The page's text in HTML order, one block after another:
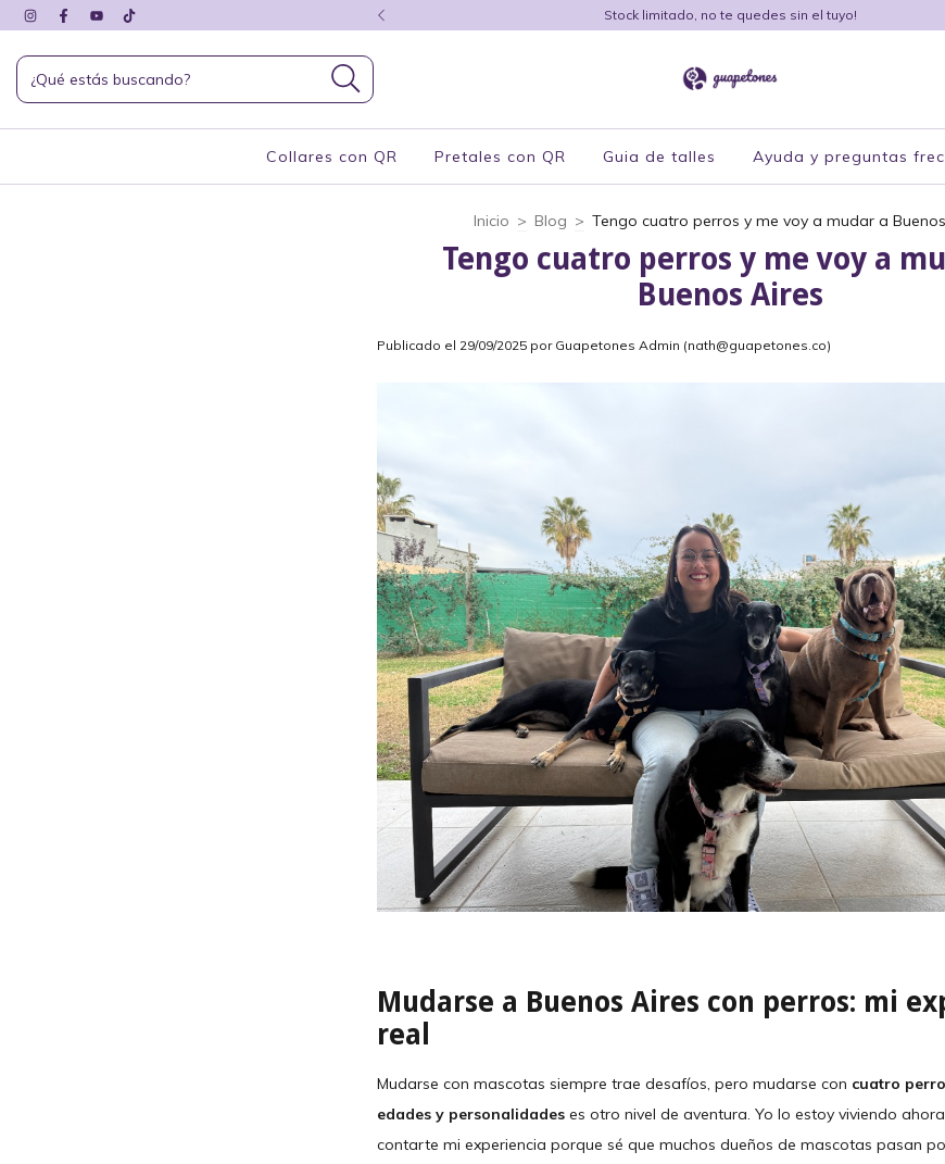
15% por transferencia Stock limitado, no te quedes sin el tuyo!
Collares con QR Pretales con QR Guia de talles Ayuda y preguntas
Inicio > Blog > Tengo cuatro perros y me voy a mudar a
Tengo cuatro perros y me voy a
Buenos Aires
Publicado el 29/09/2025 por Guapetones Admin (nath@guapetones.co)
Mudarse a Buenos Aires con perros: mi
real
Mudarse con mascotas siempre trae desafíos, pero mudarse con cuatro
edades y personalidades es otro nivel de aventura. Yo lo estoy viviendo
contarte mi experiencia porque sé que muchos dueños de mascotas pasan